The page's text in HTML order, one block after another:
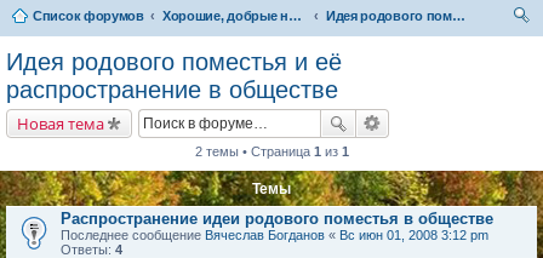
Список форумов Хорошие, добрые новости и их распространение в обществе
Идея родового поместья и её распространение в обществе
Идея родового поместья и её
распространение в обществе
Новая тема
2 темы • Страница 1 из 1
Темы
Распространение идеи родового поместья в обществе
Последнее сообщение Вячеслав Богданов « Вс июн 01, 2008 3:12 pm
Ответы: 4